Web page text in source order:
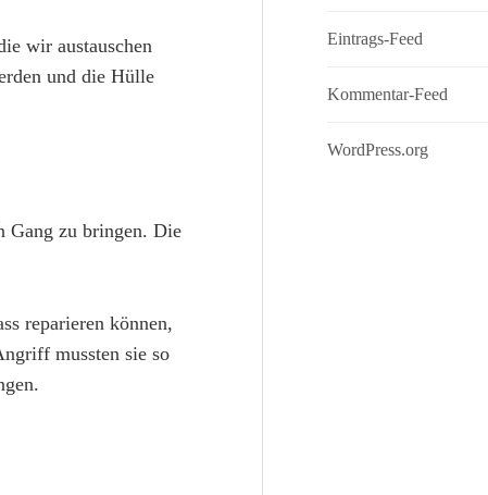
wir austauschen
und die Hülle
Gang zu bringen. Die
reparieren können,
mussten sie so
Eintrags-Feed
Kommentar-Feed
WordPress.org